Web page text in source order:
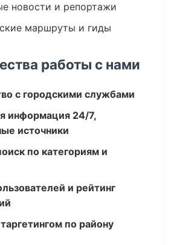
новости и репортажи
маршруты и гиды
работы с нами
с городскими службами
информация 24/7,
источники
по категориям и
и рейтинг
по району